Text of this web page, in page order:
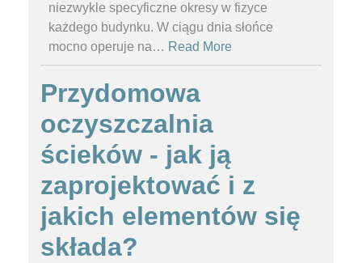
niezwykle specyficzne okresy w fizyce
każdego budynku. W ciągu dnia słońce
mocno operuje na… Read More
Przydomowa
oczyszczalnia
ścieków - jak ją
zaprojektować i z
jakich elementów się
składa?